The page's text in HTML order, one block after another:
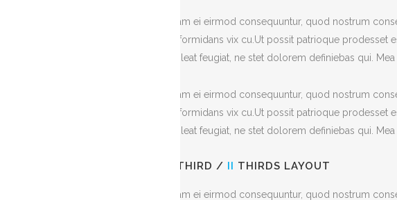
Nam ei eirmod consequuntur, quod nostrum
reformidans vix cu.Ut possit patrioque
soleat feugiat, ne stet dolorem definiebas qui.
Nam ei eirmod consequuntur, quod nostrum
reformidans vix cu.Ut possit patrioque
soleat feugiat, ne stet dolorem definiebas qui.
THIRD / II THIRDS LAYOUT
Nam ei eirmod consequuntur, quod nostrum